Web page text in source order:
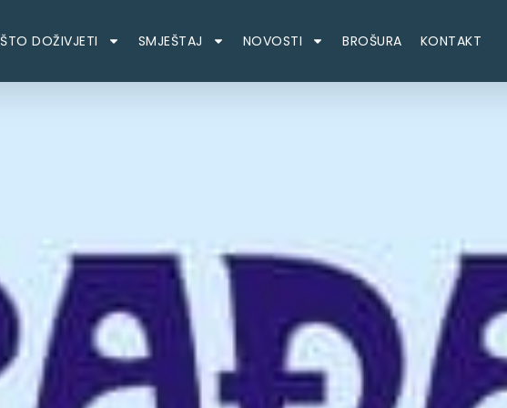
ŠTO DOŽIVJETI SMJEŠTAJ NOVOSTI BROŠURA KONTAKT